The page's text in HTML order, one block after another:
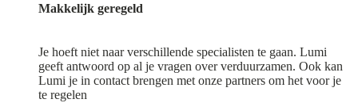
Makkelijk geregeld
Je hoeft niet naar verschillende specialisten te gaan. Lumi
geeft antwoord op al je vragen over verduurzamen. Ook kan
Lumi je in contact brengen met onze partners om het voor je
te regelen